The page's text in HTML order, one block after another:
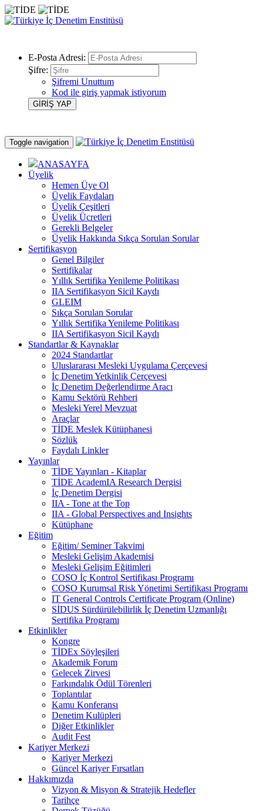
E-Posta Adresi:
Şifre:
Şifremi Unuttum
Kod ile giriş yapmak istiyorum
Toggle navigation
ANASAYFA
Üyelik
Hemen Üye Ol
Üyelik Faydaları
Üyelik Çeşitleri
Üyelik Ücretleri
Gerekli Belgeler
Üyelik Hakkında Sıkça Sorulan Sorular
Sertifikasyon
Genel Bilgiler
Sertifikalar
Yıllık Sertifika Yenileme Politikası
IIA Sertifikasyon Sicil Kaydı
GLEIM
Sıkça Sorulan Sorular
Yıllık Sertifika Yenileme Politikası
IIA Sertifikasyon Sicil Kaydı
Standartlar & Kaynaklar
2024 Standartlar
Uluslararası Mesleki Uygulama Çerçevesi
İç Denetim Yetkinlik Çerçevesi
İç Denetim Değerlendirme Aracı
Kamu Sektörü Rehberi
Mesleki Yerel Mevzuat
Araçlar
TİDE Meslek Kütüphanesi
Sözlük
Faydalı Linkler
Yayınlar
TİDE Yayınları - Kitaplar
TİDE AcademIA Research Dergisi
İç Denetim Dergisi
IIA - Tone at the Top
IIA - Global Perspectives and Insights
Kütüphane
Eğitim
Eğitim/ Seminer Takvimi
Mesleki Gelişim Akademisi
Mesleki Gelişim Eğitimleri
COSO İç Kontrol Sertifikası Programı
COSO Kurumsal Risk Yönetimi Sertifikası Programı
IT General Controls Certificate Program (Online)
SİDUS Sürdürülebilirlik İç Denetim Uzmanlığı
Sertifika Programı
Etkinlikler
Kongre
TİDEx Söyleşileri
Akademik Forum
Gelecek Zirvesi
Farkındalık Ödül Törenleri
Toplantılar
Kamu Konferansı
Denetim Kulüpleri
Diğer Etkinlikler
Audit Fest
Kariyer Merkezi
Kariyer Merkezi
Güncel Kariyer Fırsatları
Hakkımızda
Vizyon & Misyon & Stratejik Hedefler
Tarihçe